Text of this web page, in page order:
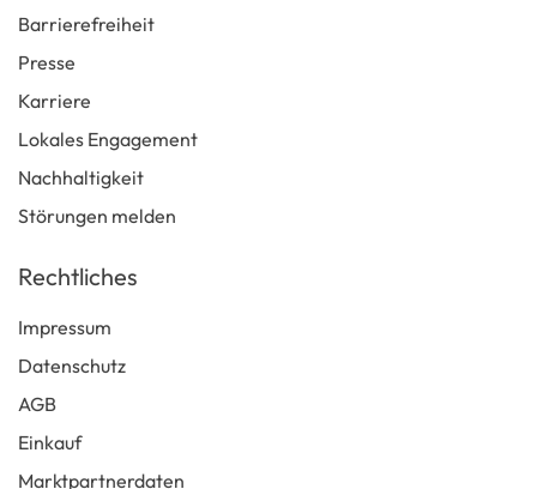
Barrierefreiheit
Presse
Karriere
Lokales Engagement
Nachhaltigkeit
Störungen melden
Rechtliches
Impressum
Datenschutz
AGB
Einkauf
Marktpartnerdaten